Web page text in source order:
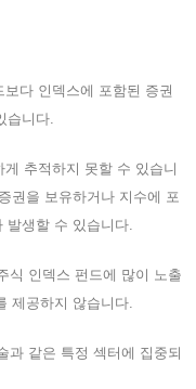
다 인덱스에 포함된 증권
습니다.
추적하지 못할 수 있습니
권을 보유하거나 지수에 포
생할 수 있습니다.
식 인덱스 펀드에 많이 노출
제공하지 않습니다.
과 같은 특정 섹터에 집중되